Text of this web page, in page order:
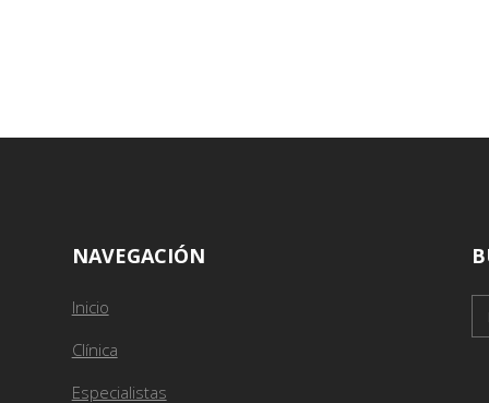
NAVEGACIÓN
Inicio
Clínica
Especialistas